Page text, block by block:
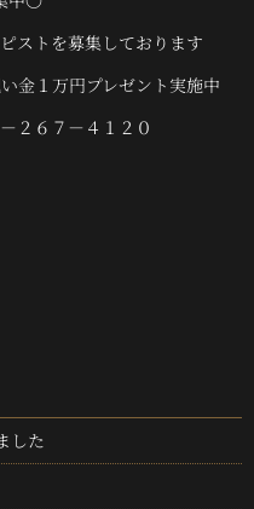
ストを募集しております
金１万円プレゼント実施中
２６７－４１２０
した